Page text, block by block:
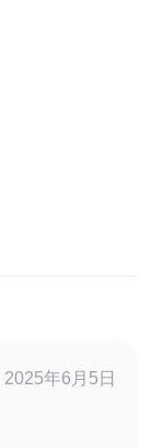
2025年6月5日